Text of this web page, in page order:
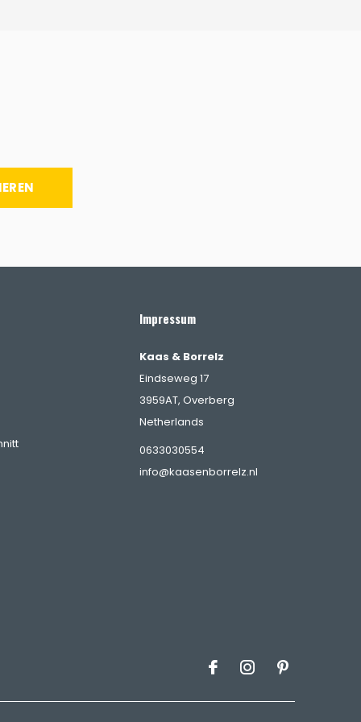
Impressum
Kaas & Borrelz
Eindseweg 17
3959AT, Overberg
Netherlands
0633030554
info@kaasenborrelz.nl